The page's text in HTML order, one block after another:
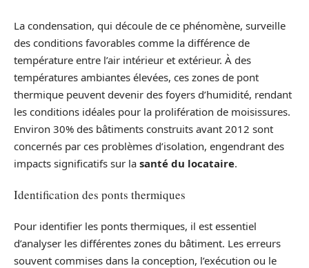
La condensation, qui découle de ce phénomène, surveille
des conditions favorables comme la différence de
température entre l’air intérieur et extérieur. À des
températures ambiantes élevées, ces zones de pont
thermique peuvent devenir des foyers d’humidité, rendant
les conditions idéales pour la prolifération de moisissures.
Environ 30% des bâtiments construits avant 2012 sont
concernés par ces problèmes d’isolation, engendrant des
impacts significatifs sur la santé du locataire.
Identification des ponts thermiques
Pour identifier les ponts thermiques, il est essentiel
d’analyser les différentes zones du bâtiment. Les erreurs
souvent commises dans la conception, l’exécution ou le